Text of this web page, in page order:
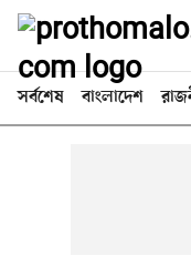
সর্বশেষ বাংলাদেশ